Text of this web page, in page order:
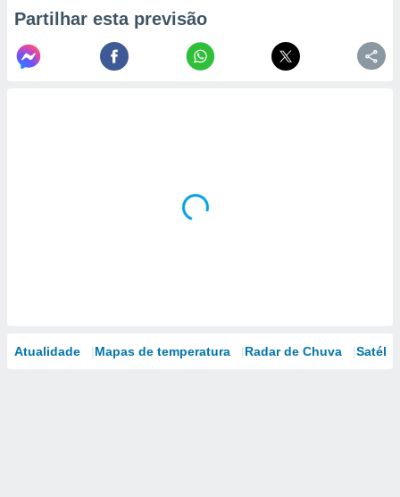
Partilhar esta previsão
Atualidade Mapas de temperatura Radar de Chuva